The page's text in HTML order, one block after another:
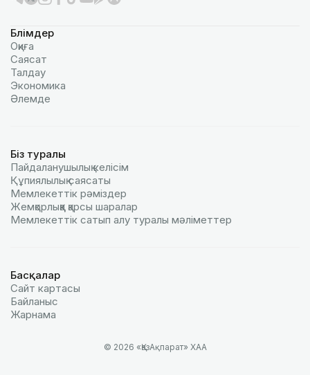
Бөлімдер
Оқиға
Саясат
Талдау
Экономика
Әлемде
Біз туралы
Пайдаланушылық келiciм
Құпиялылық саясаты
Мемлекеттік рәміздер
Жемқорлыққа қарсы шаралар
Мемлекеттік сатып алу туралы мәлiметтер
Басқалар
Сайт картасы
Байланыс
Жарнама
© 2026 «ҚазАқпарат» ХАА